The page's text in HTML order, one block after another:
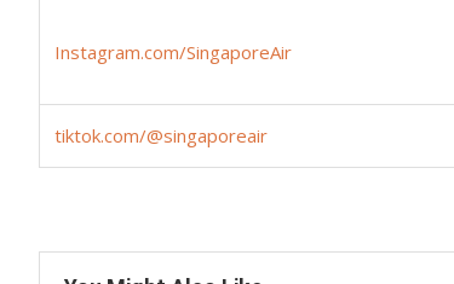
Instagram.com/SingaporeAir
tiktok.com/@singaporeair